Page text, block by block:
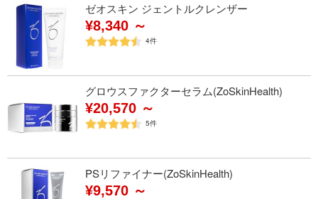
ゼオスキン ジェントルクレンザー
¥8,340 ～
4件
グロウスファクターセラム(ZoSkinHealth)
¥20,570 ～
5件
PSリファイナー(ZoSkinHealth)
¥9,570 ～